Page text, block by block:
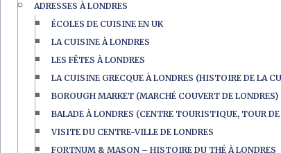
ADRESSES À LONDRES
ÉCOLES DE CUISINE EN UK
LA CUISINE À LONDRES
LES FÊTES À LONDRES
LA CUISINE GRECQUE À LONDRES (HISTOIRE DE LA
BOROUGH MARKET (MARCHÉ COUVERT DE LONDRES)
BALADE À LONDRES (CENTRE TOURISTIQUE, TOUR
VISITE DU CENTRE-VILLE DE LONDRES
FORTNUM & MASON – HISTOIRE DU THÉ À LONDRES